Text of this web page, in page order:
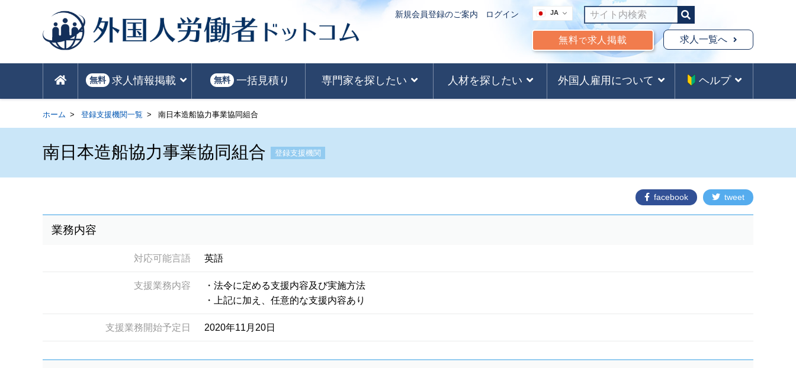
新規会員登録のご案内 ログイン JA
無料で求人掲載 求人一覧へ
無料 求人情報掲載 無料 一括見積り 専門家を探したい 人材を探したい 外国人雇用について ヘルプ
ホーム 登録支援機関一覧 南日本造船協力事業協同組合
南日本造船協力事業協同組合 登録支援機関
facebook tweet
業務内容
対応可能言語 英語
支援業務内容
・法令に定める支援内容及び実施方法
・上記に加え、任意的な支援内容あり
支援業務開始予定日 2020年11月20日